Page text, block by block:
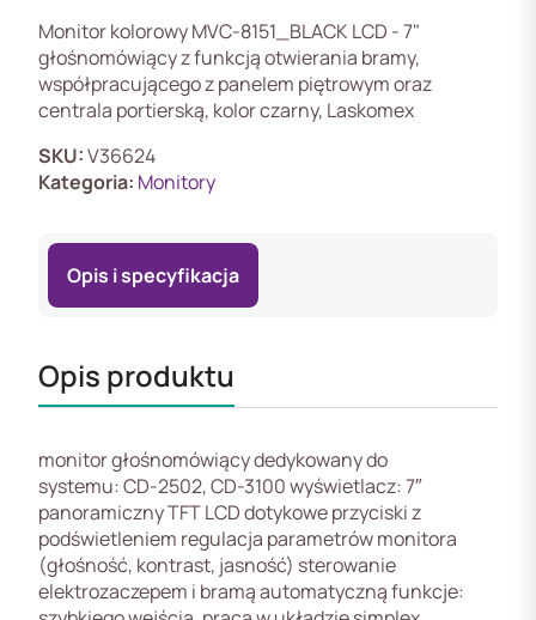
Monitor
kolorowy
LCD
-
głośnomówiący,
współpracującego
portierską,
Laskomex
Monitor kolorowy MVC-8151_BLACK LCD - 7"
głośnomówiący z funkcją otwierania bramy,
współpracującego z panelem piętrowym oraz
centrala portierską, kolor czarny, Laskomex
SKU:V36624
Kategoria: Monitory
Opis i specyfikacja
Opis produktu
monitor głośnomówiący dedykowany do
systemu: CD-2502, CD-3100 wyświetlacz: 7″
panoramiczny TFT LCD dotykowe przyciski z
podświetleniem regulacja parametrów monitora
(głośność, kontrast, jasność) sterowanie
elektrozaczepem i bramą automatyczną funkcje: